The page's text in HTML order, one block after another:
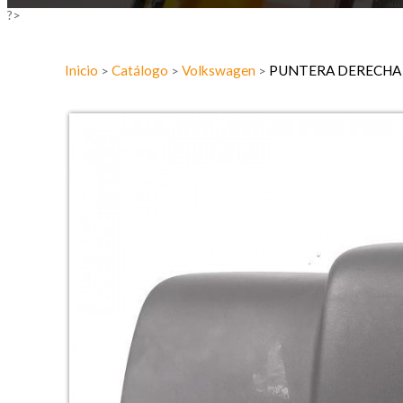
?>
Inicio > Catálogo > Volkswagen > PUNTERA DERECHA